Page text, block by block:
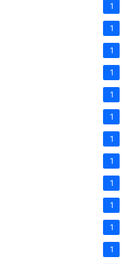
1
1
1
1
1
1
1
1
1
1
1
1